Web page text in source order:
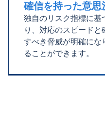
確信を持った意思
独自のリスク指標に基
り、対応のスピード
すべき脅威が明確にな
ることができます。